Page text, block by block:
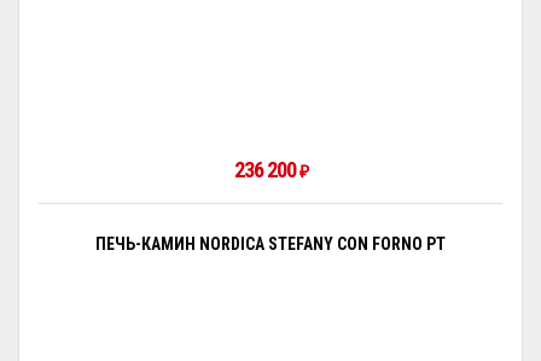
236 200 ₽
ПЕЧЬ-КАМИН NORDICA STEFANY CON FORNO PT